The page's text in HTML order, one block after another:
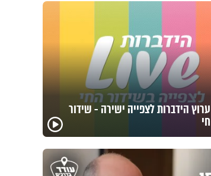
ערוץ הידברות לצפייה ישירה - שידור
חי